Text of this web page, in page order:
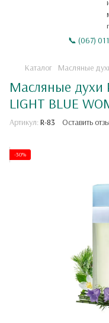
📞 (067)
Каталог Масляные
Масляные духи
LIGHT BLUE
Артикул: R-83 Оставить
-30%